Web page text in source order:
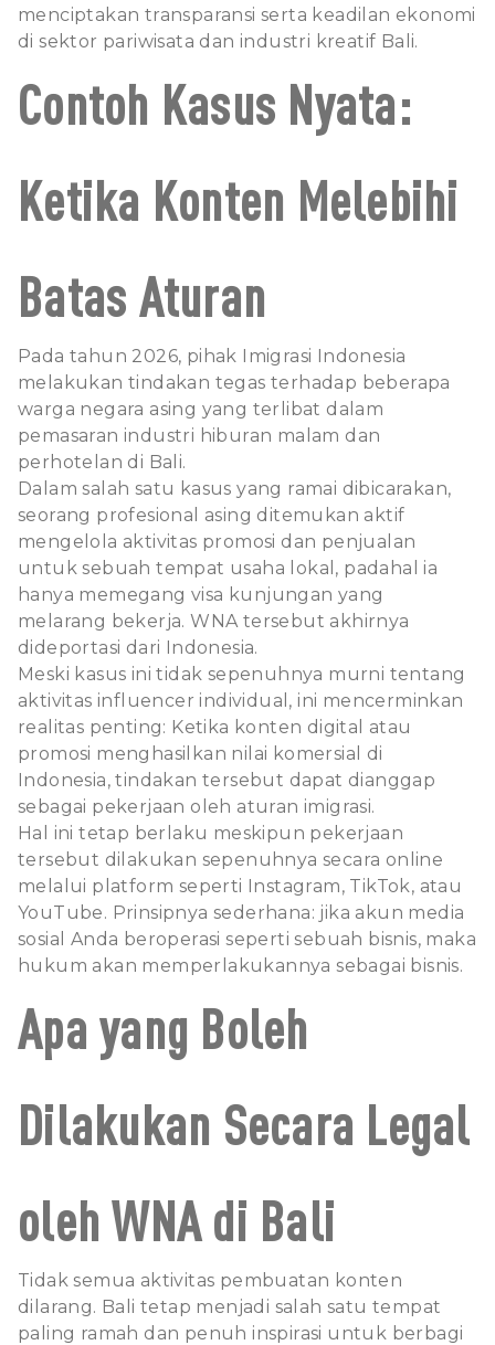
menciptakan transparansi serta keadilan ekonomi
di sektor pariwisata dan industri kreatif Bali.
Contoh Kasus Nyata:
Ketika Konten Melebihi
Batas Aturan
Pada tahun 2026, pihak Imigrasi Indonesia
melakukan tindakan tegas terhadap beberapa
warga negara asing yang terlibat dalam
pemasaran industri hiburan malam dan
perhotelan di Bali.
Dalam salah satu kasus yang ramai dibicarakan,
seorang profesional asing ditemukan aktif
mengelola aktivitas promosi dan penjualan
untuk sebuah tempat usaha lokal, padahal ia
hanya memegang visa kunjungan yang
melarang bekerja. WNA tersebut akhirnya
dideportasi dari Indonesia.
Meski kasus ini tidak sepenuhnya murni tentang
aktivitas influencer individual, ini mencerminkan
realitas penting: Ketika konten digital atau
promosi menghasilkan nilai komersial di
Indonesia, tindakan tersebut dapat dianggap
sebagai pekerjaan oleh aturan imigrasi.
Hal ini tetap berlaku meskipun pekerjaan
tersebut dilakukan sepenuhnya secara online
melalui platform seperti Instagram, TikTok, atau
YouTube. Prinsipnya sederhana: jika akun media
sosial Anda beroperasi seperti sebuah bisnis, maka
hukum akan memperlakukannya sebagai bisnis.
Apa yang Boleh
Dilakukan Secara Legal
oleh WNA di Bali
Tidak semua aktivitas pembuatan konten
dilarang. Bali tetap menjadi salah satu tempat
paling ramah dan penuh inspirasi untuk berbagi